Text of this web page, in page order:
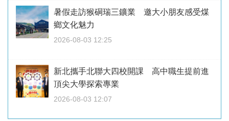
暑假走訪猴硐瑞三鑛業 邀大小朋友感受煤
鄉文化魅力
2026-08-03 12:25
新北攜手北聯大四校開課 高中職生提前進
頂尖大學探索專業
2026-08-03 12:07